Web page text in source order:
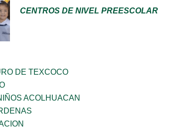
CENTROS DE NIVEL PREESCOLAR
DE TEXCOCO
ACOLHUACAN